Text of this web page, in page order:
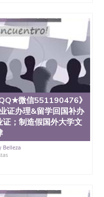
San Jose State
Jose State
Jose State
证（San Jose State
证（San Jose State
证（San Jose State
San Jose State
Jose State
Jose State
Jose State
证（San Jose State
证（San Jose State
证（San Jose State
证（San Jose State
证（San Jose State
证（San Jose State
学学历证书（San
微信551190476》
证办理&留学回国补办
；制造假国外大学文
Belleza